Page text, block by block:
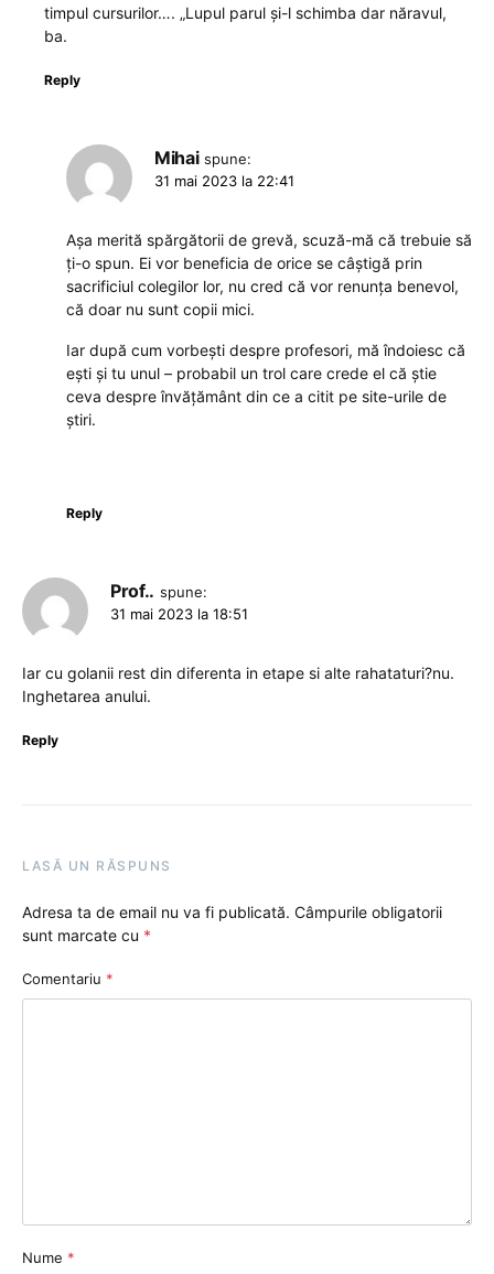
timpul cursurilor…. „Lupul parul și-l schimba dar năravul,
ba.
Reply
Mihai spune:
31 mai 2023 la 22:41
Așa merită spărgătorii de grevă, scuză-mă că trebuie să
ți-o spun. Ei vor beneficia de orice se câștigă prin
sacrificiul colegilor lor, nu cred că vor renunța benevol,
că doar nu sunt copii mici.
Iar după cum vorbești despre profesori, mă îndoiesc că
ești și tu unul – probabil un trol care crede el că știe
ceva despre învățământ din ce a citit pe site-urile de
știri.
Reply
Prof.. spune:
31 mai 2023 la 18:51
Iar cu golanii rest din diferenta in etape si alte rahataturi?nu.
Inghetarea anului.
Reply
LASĂ UN RĂSPUNS
Adresa ta de email nu va fi publicată. Câmpurile obligatorii
sunt marcate cu *
Comentariu *
Nume *